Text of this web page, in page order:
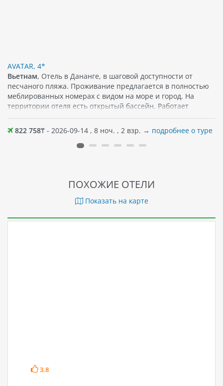
AVATAR, 4*
Вьетнам, Отель в Дананге, в шаговой доступности от
песчаного пляжа. Проживание предлагается в полностью
меблированных номерах с видом на море и город. На
территории отеля есть открытый бассейн. Работает
а также попробовать блюда вьетнамской кухни. Различные
напитки и блюда ждут гостей и в кофейне отеля. Среди
прочих удобств различные спа-процедуры, массаж, сауна,
822 758₸ - 2026-09-14 , 8 ноч. , 2 взр. → подробнее о туре
ПОХОЖИЕ ОТЕЛИ
Показать на карте
3.8